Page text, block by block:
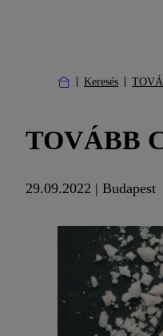
Keresés
TOVÁBB
29.09.2022 | Budapest